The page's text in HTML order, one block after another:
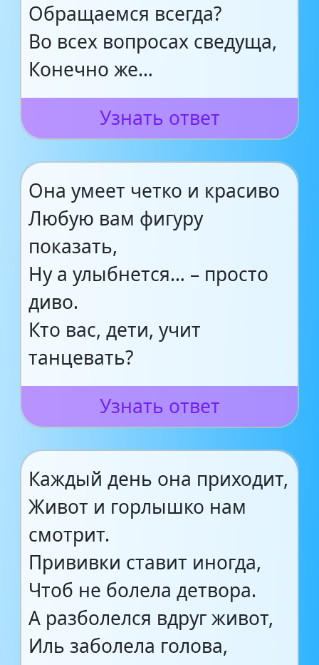
Обращаемся всегда?
Во всех вопросах сведуща,
Конечно же…
Узнать ответ
Она умеет четко и красиво
Любую вам фигуру
показать,
Ну а улыбнется… – просто
диво.
Кто вас, дети, учит
танцевать?
Узнать ответ
Каждый день она приходит,
Живот и горлышко нам
смотрит.
Прививки ставит иногда,
Чтоб не болела детвора.
А разболелся вдруг живот,
Иль заболела голова,